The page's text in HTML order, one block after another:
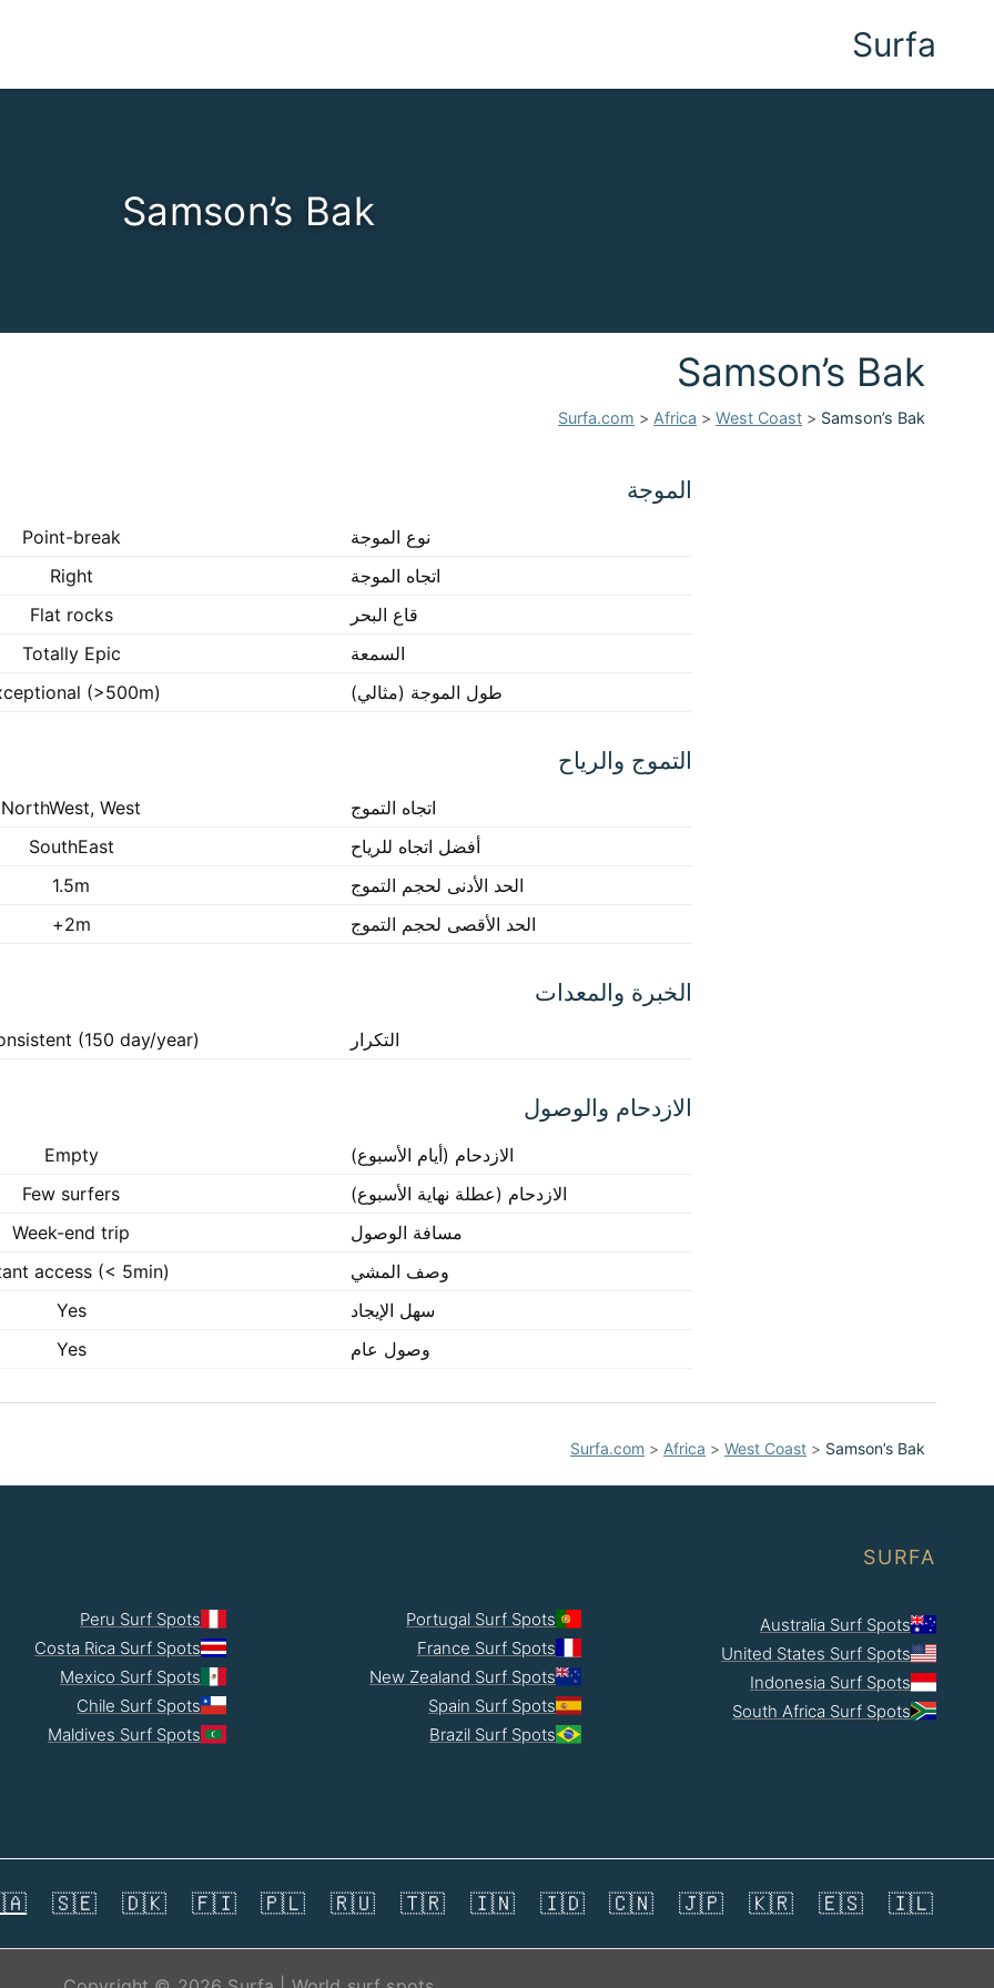
Surfa
Samson’s Bak
Samson’s Bak
Surfa.com > Africa > West Coast > Samson’s Bak
الموجة
نوع الموجة
Point-break
اتجاه الموجة
Right
قاع البحر
Flat rocks
السمعة
Totally Epic
طول الموجة (مثالي)
(>500m)
التموج والرياح
اتجاه التموج
NorthWest, West
أفضل اتجاه للرياح
SouthEast
الحد الأدنى لحجم التموج
1.5m
الحد الأقصى لحجم التموج
2m+
الخبرة والمعدات
التكرار (150 day/year)
الازدحام والوصول
الازدحام (أيام الأسبوع)
Empty
الازدحام (عطلة نهاية الأسبوع)
Few surfers
مسافة الوصول
Week-end trip
وصف المشي
access (< 5min)
سهل الإيجاد
Yes
وصول عام
Yes
Surfa.com > Africa > West Coast > Samson’s Bak
SURFA
Australia Surf Spots
United States Surf Spots
Indonesia Surf Spots
South Africa Surf Spots
Portugal Surf Spots
France Surf Spots
New Zealand Surf Spots
Spain Surf Spots
Brazil Surf Spots
Peru Surf Spots
Costa Rica Surf Spots
Mexico Surf Spots
Chile Surf Spots
Maldives Surf Spots
🇸🇪 🇩🇰 🇫🇮 🇵🇱 🇷🇺 🇹🇷 🇮🇳 🇮🇩 🇨🇳 🇯🇵 🇰🇷 🇪🇸 🇮🇱